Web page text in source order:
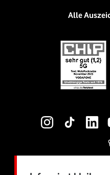
Alle
Social-Media-Links